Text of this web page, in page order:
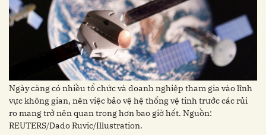
Ngày càng có nhiều tổ chức và doanh nghiệp tham gia vào lĩnh
vực không gian, nên việc bảo vệ hệ thống vệ tinh trước các rủi
ro mạng trở nên quan trọng hơn bao giờ hết. Nguồn:
REUTERS/Dado Ruvic/Illustration.